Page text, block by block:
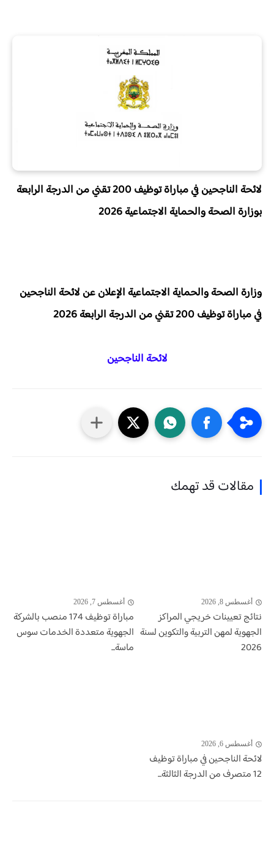
لائحة الناجحين في
مباراة توظيف 200 تقني من الدرجة الرابعة
بوزارة الصحة والحماية الاجتماعية 2026
وزارة الصحة والحماية الاجتماعية الإعلان عن لائحة الناجحين
في مباراة توظيف 200 تقني من الدرجة الرابعة 2026
لائحة الناجحين
مقالات قد تهمك
أغسطس 8, 2026
نتائج تعيينات خريجي المراكز
الجهوية لمهن التربية والتكوين لسنة
2026
أغسطس 7, 2026
مباراة توظيف 174 منصب بالشركة
الجهوية متعددة الخدمات سوس
ماسة...
أغسطس 6, 2026
لائحة الناجحين في مباراة توظيف
12 متصرف من الدرجة الثالثة...